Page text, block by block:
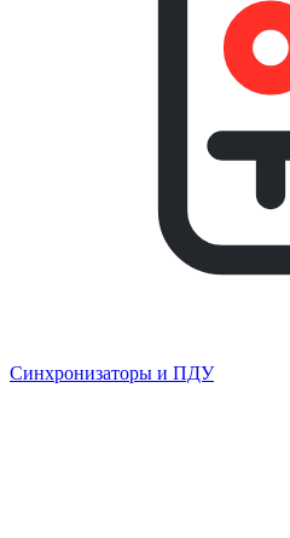
Синхронизаторы и ПДУ